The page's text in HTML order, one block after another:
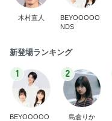
木村直人
BEYOOOOO
NDS
新登場ランキング
1
BEYOOOOO
2
島倉りか